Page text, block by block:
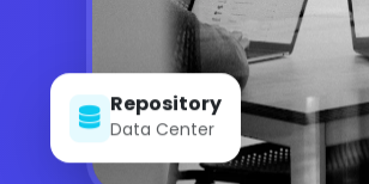
Repository
Data Center